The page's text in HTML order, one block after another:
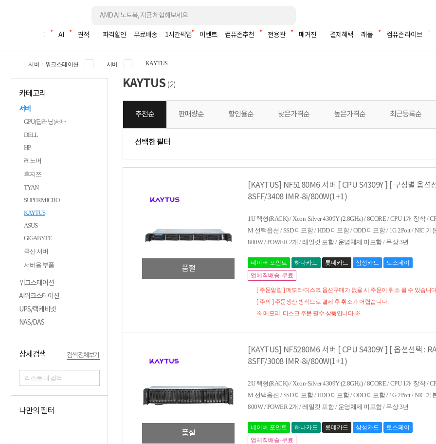
조립PC AI 견적 파격할인 무료배송 1시간픽업 이벤트 컴퓨존추천 전용관 매거진 결제혜택 래플 컴퓨존 라이브
서버ㆍ워크스테이션 서버 KAYTUS
카테고리
서버
GPU(딥러닝)서버
DELL
HP
레노버
후지쯔
TYAN
SUPERMICRO
KAYTUS
ASUS
GIGABYTE
국산 서버
서버용 부품
워크스테이션
AI워크스테이션
UPS/랙케비넷
NAS/DAS
상세검색 검색 전체보기
리스트 내 검색
나만의 필터
KAYTUS (2)
추천순 판매량순 할인율순 낮은가격순 높은가격순 최근등록순
선택한 필터
품절
[KAYTUS] NF5180M6 서버 [ CPU S4309Y ] [ 구성별 옵션
8SFF/3408 IMR-8i/800W(1+1)
1U 랙형(RACK) / Xeon-Silver 4309Y (2.8GHz) / 8CORE / CPU 1개 장착 /
M 선택옵션 / SSD 미포함 / HDD 미포함 / ODD 미포함 / 1G 2Port / NIC
800W / POWER 2개 / 레일킷 포함 / 운영체제 미포함 / 무상 3년
네이버 포인트 하나카드 롯데카드 삼성카드
토스페이
업체직배송-무료
[ 주문알림 ] 메모리/디스크 옵션구매가 없을 시 주문이 취소 될 수 있습니
[ 주의 ] 주문생산 방식으로 결제 후 취소가 어렵습니다.
※ 메모리, 디스크 주문 필수 상품입니다 ※
품절
[KAYTUS] NF5280M6 서버 [ CPU S4309Y ] [ 옵션선택 :
8SFF/3008 IMR-8i/800W(1+1)
2U 랙형(RACK) / Xeon-Silver 4309Y (2.8GHz) / 8CORE / CPU 1개 장착 /
M 선택옵션 / SSD 미포함 / HDD 미포함 / ODD 미포함 / 1G 2Port / NIC
800W / POWER 2개 / 레일킷 포함 / 운영체제 미포함 / 무상 3년
네이버 포인트 하나카드 롯데카드 삼성카드
토스페이
업체직배송-무료